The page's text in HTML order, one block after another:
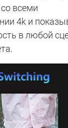
всеми
4k и
в любой